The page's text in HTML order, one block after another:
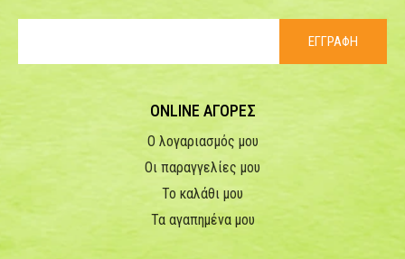
ΕΓΓΡΑΦΗ
ONLINE ΑΓΟΡΕΣ
Ο λογαριασμός μου
Οι παραγγελίες μου
Το καλάθι μου
Τα αγαπημένα μου